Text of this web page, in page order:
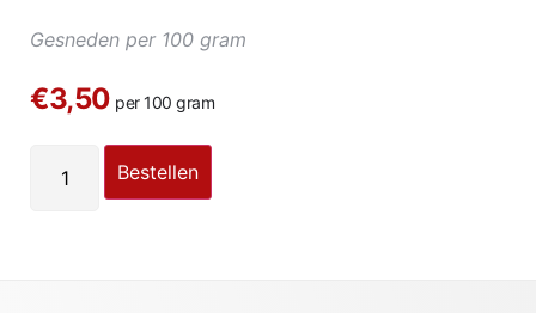
Gesneden per 100 gram
€3,50 per 100 gram
Bestellen